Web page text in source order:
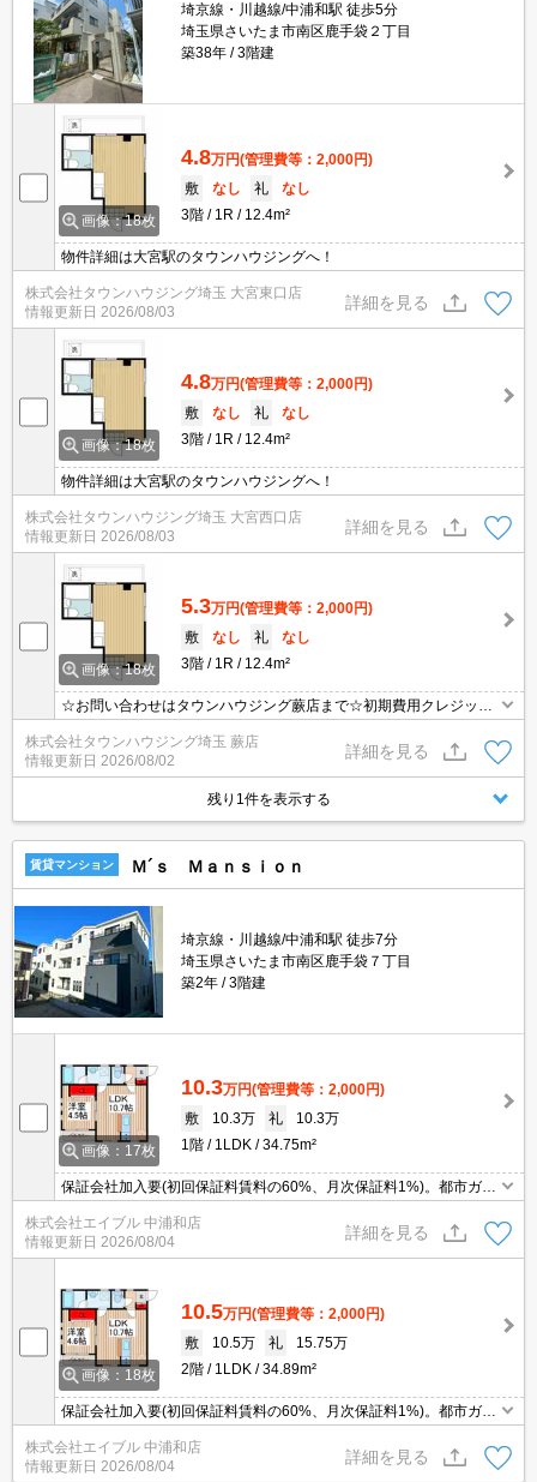
埼京線・川越線/中浦和駅 徒歩5分
埼玉県さいたま市南区鹿手袋２丁目
築38年
3階建
画像：18枚
4.8万円(管理費等：2,000円)
敷
なし 礼
なし
3階
1R 12.4m²
物件詳細は大宮駅のタウンハウジングへ！
株式会社タウンハウジング埼玉 大宮東口店
情報更新日 2026/08/03
詳細を見る
画像：18枚
4.8万円(管理費等：2,000円)
敷
なし 礼
なし
3階
1R 12.4m²
物件詳細は大宮駅のタウンハウジングへ！
株式会社タウンハウジング埼玉 大宮西口店
情報更新日 2026/08/03
詳細を見る
画像：18枚
5.3万円(管理費等：2,000円)
敷
なし 礼
なし
3階
1R 12.4m²
☆お問い合わせはタウンハウジング蕨店まで☆初期費用クレジット
決済相談☆オンラインでの内見・契約もお気軽にご相談ください！
株式会社タウンハウジング埼玉 蕨店
情報更新日 2026/08/02
詳細を見る
残り1件を表示する
賃貸マンション Ｍ´ｓ Ｍａｎｓｉｏｎ
埼京線・川越線/中浦和駅 徒歩7分
埼玉県さいたま市南区鹿手袋７丁目
築2年
3階建
画像：17枚
10.3万円(管理費等：2,000円)
敷
10.3万 礼
10.3万
1階
1LDK 34.75m²
保証会社加入要(初回保証料賃料の60%、月次保証料1%)。都市ガス
使用。オートロック。インターネット無料。エアコン2基付き。住
宅性能（3-1劣化対策等級3/1-1耐震等級3）・木造。
株式会社エイブル 中浦和店
情報更新日 2026/08/04
詳細を見る
画像：18枚
10.5万円(管理費等：2,000円)
敷
10.5万 礼
15.75万
2階
1LDK 34.89m²
保証会社加入要(初回保証料賃料の60%、月次保証料1%)。都市ガス
使用。オートロック。インターネット無料。エアコン2基付き。住
宅性能（3-1劣化対策等級3/1-1耐震等級3）・木造。店長イチオシ。
株式会社エイブル 中浦和店
情報更新日 2026/08/04
詳細を見る